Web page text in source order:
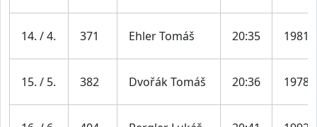
14. / 4. 371 Ehler Tomáš 20:35 1981
15. / 5. 382 Dvořák Tomáš 20:36 1978